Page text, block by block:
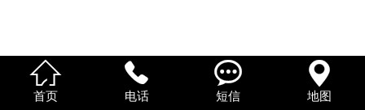

首页

电话

短信

地图